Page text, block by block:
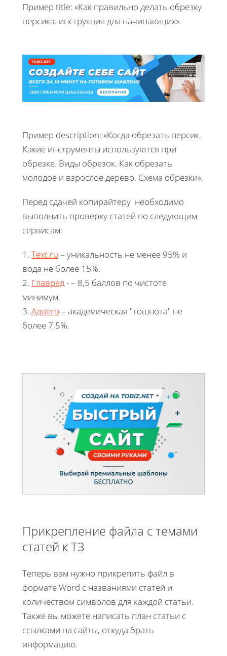
Пример title: «Как правильно делать обрезку
персика: инструкция для начинающих».
Пример description: «Когда обрезать персик.
Какие инструменты используются при
обрезке. Виды обрезок. Как обрезать
молодое и взрослое дерево. Схема обрезки».
Перед сдачей копирайтеру необходимо
выполнить проверку статей по следующим
сервисам:
1. Text.ru – уникальность не менее 95% и
вода не более 15%.
2. Главред- – 8,5 баллов по чистоте
минимум.
3. Адвего – академическая "тошнота" не
более 7,5%.
Прикрепление файла с темами
статей к ТЗ
Теперь вам нужно прикрепить файл в
формате Word с названиями статей и
количеством символов для каждой статьи.
Также вы можете написать план статьи с
ссылками на сайты, откуда брать
информацию.